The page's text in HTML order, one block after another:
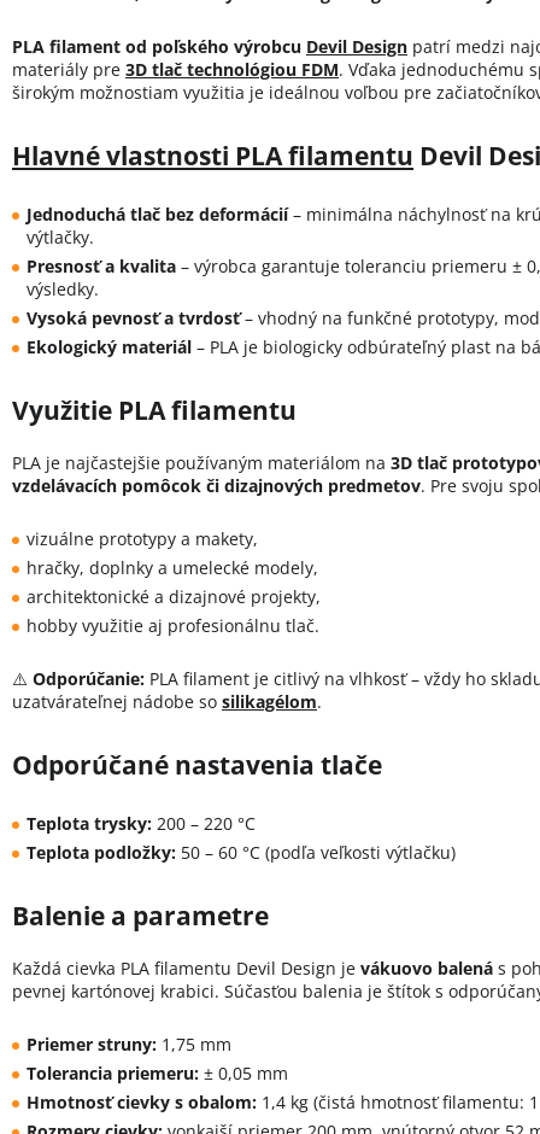
PLA filament od poľského výrobcu Devil Design patrí medzi
materiály pre 3D tlač technológiou FDM. Vďaka jednoduchému
širokým možnostiam využitia je ideálnou voľbou pre
Hlavné vlastnosti PLA filamentu Devil
Jednoduchá tlač bez deformácií– minimálna náchylnosť na
výtlačky.
Presnosť a kvalita – výrobca garantuje toleranciu priemeru ±
výsledky.
Vysoká pevnosť a tvrdosť– vhodný na funkčné prototypy,
Ekologický materiál – PLA je biologicky odbúrateľný plast na
Využitie PLA filamentu
PLA je najčastejšie používaným materiálom na 3D tlač
vzdelávacích pomôcok či dizajnových predmetov. Pre svoju
vizuálne prototypy a makety,
hračky, doplnky a umelecké modely,
architektonické a dizajnové projekty,
hobby využitie aj profesionálnu tlač.
⚠️ Odporúčanie: PLA filament je citlivý na vlhkosť – vždy ho
uzatvárateľnej nádobe so silikagélom.
Odporúčané nastavenia tlače
Teplota trysky: 200 – 220 °C
Teplota podložky: 50 – 60 °C (podľa veľkosti výtlačku)
Balenie a parametre
Každá cievka PLA filamentu Devil Design je vákuovo balená s
pevnej kartónovej krabici. Súčasťou balenia je štítok s
Priemer struny: 1,75 mm
Tolerancia priemeru: ± 0,05 mm
Hmotnosť cievky s obalom: 1,4 kg (čistá hmotnosť filamentu: